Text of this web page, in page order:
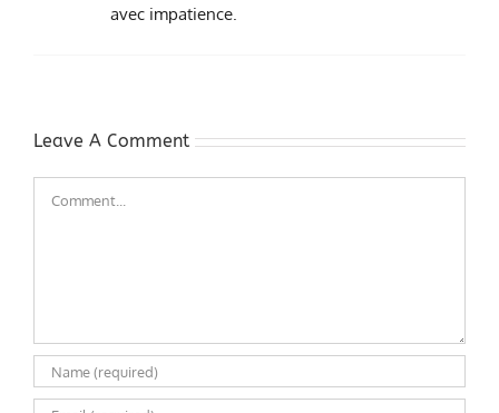
avec impatience.
Leave A Comment